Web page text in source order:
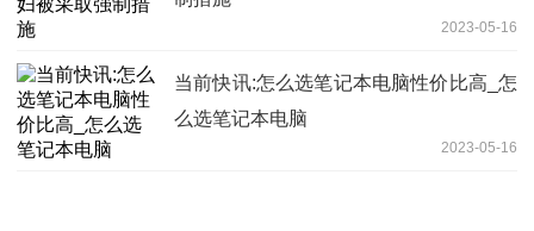
2023-05-16
当前快讯:怎么选笔记本电脑性价比高_怎
么选笔记本电脑
2023-05-16